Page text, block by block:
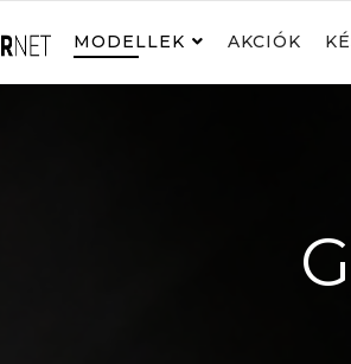
MODELLEK AKCIÓK